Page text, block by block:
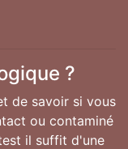
?
de savoir si vous
ou contaminé
il suffit d'une